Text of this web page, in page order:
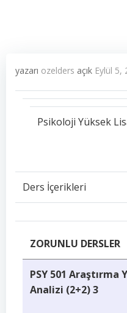
yazarı ozelders açık Eylül 5,
Psikoloji Yüksek
Ders İçerikleri
ZORUNLU DERSLER
PSY 501
Analizi (2+2) 3